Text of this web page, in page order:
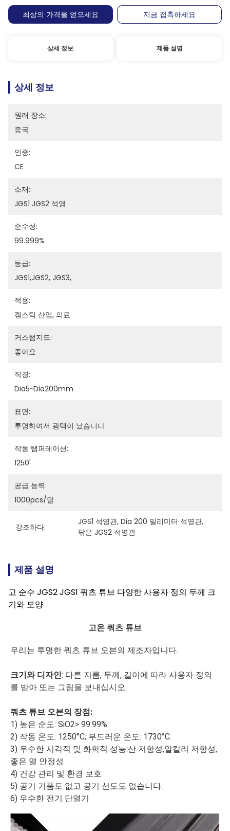
최상의 가격을 얻으세요
지금 접촉하세요
상세 정보 제품 설명
상세 정보
원래 장소:
중국
인증:
CE
소재:
JGS1 JGS2 석영
순수성:
99.999%
등급:
JGS1,JGS2, JGS3,
적용:
켐스틱 산업, 의료
커스텀지드:
좋아요
직경:
Dia5~dia200mm
표면:
투명하여서 광택이 났습니다
작동 탬퍼레이션:
1250'
공급 능력:
1000pcs/달
강조하다:
JGS1 석영관, Dia 200 밀리미터 석영관,
닦은 JGS2 석영관
제품 설명
고 순수 JGS2 JGS1 쿼츠 튜브 다양한 사용자 정의 두께 크
기와 모양
고온 쿼츠 튜브
우리는 투명한 쿼츠 튜브 오븐의 제조자입니다.
크기와 디자인: 다른 지름, 두께, 길이에 따라 사용자 정의
를 받아 또는 그림을 보내십시오.
쿼츠 튜브 오븐의 장점:
1) 높은 순도: SiO2> 99.99%
2) 작동 온도: 1250°C; 부드러운 온도: 1730°C.
3) 우수한 시각적 및 화학적 성능:산 저항성,알칼리 저항성,
좋은 열 안정성
4) 건강 관리 및 환경 보호
5) 공기 거품도 없고 공기 선도도 없습니다.
6) 우수한 전기 단열기